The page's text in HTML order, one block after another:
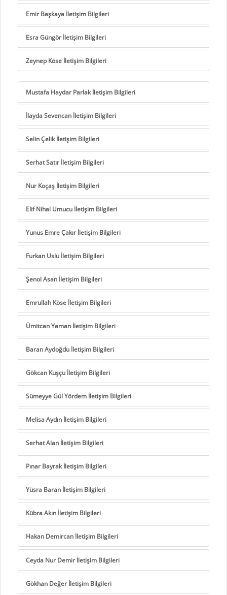
Emir Başkaya İletişim Bilgileri
Esra Güngör İletişim Bilgileri
Zeynep Köse İletişim Bilgileri
Mustafa Haydar Parlak İletişim Bilgileri
İlayda Sevencan İletişim Bilgileri
Selin Çelik İletişim Bilgileri
Serhat Satır İletişim Bilgileri
Nur Koçaş İletişim Bilgileri
Elif Nihal Umucu İletişim Bilgileri
Yunus Emre Çakır İletişim Bilgileri
Furkan Uslu İletişim Bilgileri
Şenol Asan İletişim Bilgileri
Emrullah Köse İletişim Bilgileri
Ümitcan Yaman İletişim Bilgileri
Baran Aydoğdu İletişim Bilgileri
Gökcan Kuşçu İletişim Bilgileri
Sümeyye Gül Yördem İletişim Bilgileri
Melisa Aydın İletişim Bilgileri
Serhat Alan İletişim Bilgileri
Pınar Bayrak İletişim Bilgileri
Yüsra Baran İletişim Bilgileri
Kübra Akın İletişim Bilgileri
Hakan Demircan İletişim Bilgileri
Ceyda Nur Demir İletişim Bilgileri
Gökhan Değer İletişim Bilgileri